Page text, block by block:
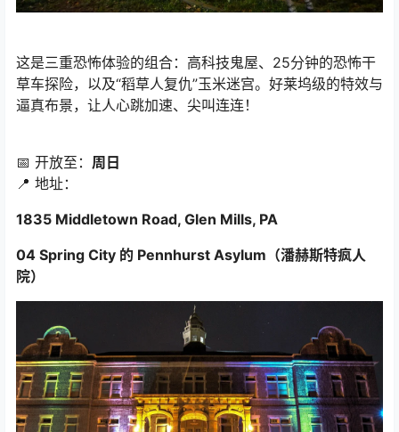
这是三重恐怖体验的组合：高科技鬼屋、25分钟的恐怖干
草车探险，以及“稻草人复仇”玉米迷宫。好莱坞级的特效与
逼真布景，让人心跳加速、尖叫连连！
📅 开放至： 周日
📍 地址：
1835 Middletown Road, Glen Mills, PA
04 Spring City 的 Pennhurst Asylum（潘赫斯特疯人
院）